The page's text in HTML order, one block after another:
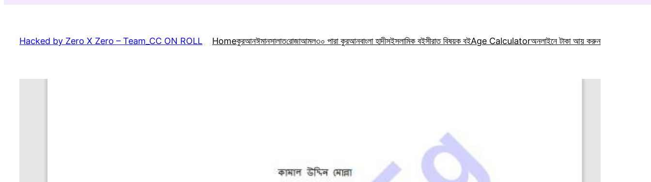
content
Hacked by Zero X Zero – Team_CC ON ROLL Homeকুরআনঈমানসালাতরোজাআমল৩০ পারা কুরআনবাংলা হাদীসইসলামিক বইসীরাত বিষয়ক বইAge Calculatorঅনলাইনে টাকা আয় করুন